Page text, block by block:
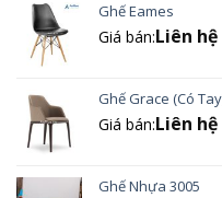
Ghế Eames
Giá bán:Liên hệ
Ghế Grace (Có
Giá bán:Liên hệ
Ghế Nhựa 3005